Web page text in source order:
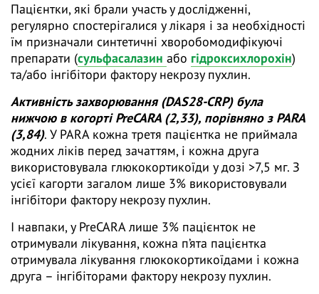
Пацієнтки, які брали участь у дослідженні,
регулярно спостерігалися у лікаря і за необхідності
їм призначали синтетичні хворобомодифікуючі
препарати (сульфасалазин або гідроксихлорохін)
та/або інгібітори фактору некрозу пухлин.
Активність захворювання (DAS28-CRP) була
нижчою в когорті PreCARA (2,33), порівняно з PARA
(3,84). У PARA кожна третя пацієнтка не приймала
жодних ліків перед зачаттям, і кожна друга
використовувала глюкокортикоїди у дозі >7,5 мг. З
усієї кагорти загалом лише 3% використовували
інгібітори фактору некрозу пухлин.
І навпаки, у PreCARA лише 3% пацієнток не
отримували лікування, кожна п’ята пацієнтка
отримувала лікування глюкокортикоїдами і кожна
друга – інгібіторами фактору некрозу пухлин.